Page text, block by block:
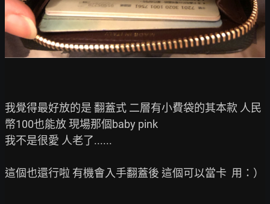
我覺得最好放的是 翻蓋式 二層有小費袋的其本款 人民
幣100也能放 現場那個baby pink
我不是很愛 人老了......
這個也還行啦 有機會入手翻蓋後 這個可以當卡  用：）